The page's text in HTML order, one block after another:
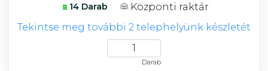
14 Darab
Központi raktár
Tekintse meg további 2 telephelyünk készletét
Darab